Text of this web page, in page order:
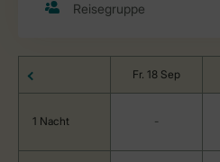
Fr. 18 Sep
1 Nacht -